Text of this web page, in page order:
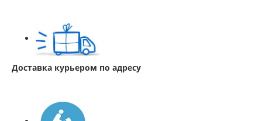
Доставка курьером по адресу